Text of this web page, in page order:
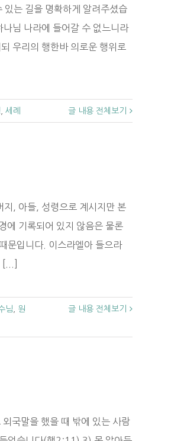
있는 길을 명확하게 알려주셨습
님 나라에 들어갈 수 없느니라
우리의 행한바 의로운 행위로
세례 글 내용 전체보기
지, 아들, 성령으로 계시지만 본
에 기록되어 있지 않음은 물론
문입니다. 이스라엘아 들으라
님
원
글 내용 전체보기
국말을 했을 때 밖에 있는 사람